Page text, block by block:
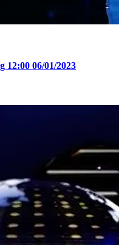
12:00 06/01/2023